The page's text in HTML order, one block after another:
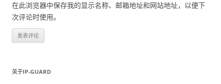
在此浏览器中保存我的显示名称、邮箱地址和网站地址，以便下
次评论时使用。
关于IP-GUARD